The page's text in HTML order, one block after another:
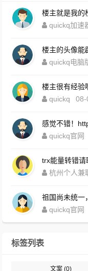
楼主就是我的
quickq加速
楼主的头像能
quickq电脑
楼主很有经验
quickq
08-
感觉不错！
quickq官网
trx能量转错请
杭州个人兼
quickq官网
标签列表
文案 (0)